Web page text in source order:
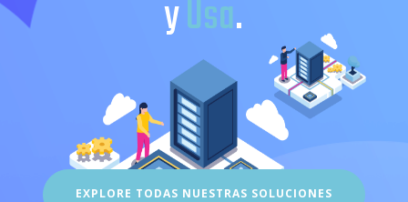
EXPLORE TODAS NUESTRAS SOLUCIONES